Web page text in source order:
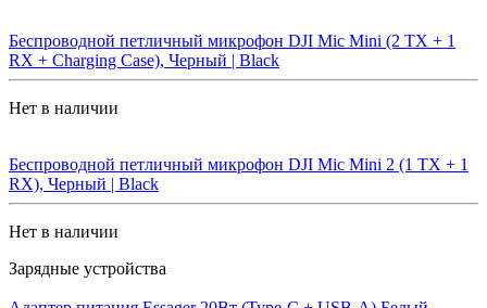
Беспроводной петличный микрофон DJI Mic Mini (2 TX + 1
RX + Charging Case), Черный | Black
Нет в наличии
Беспроводной петличный микрофон DJI Mic Mini 2 (1 TX + 1
RX), Черный | Black
Нет в наличии
Зарядные устройства